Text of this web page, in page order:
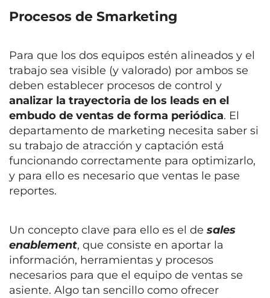
Procesos de Smarketing
Para que los dos equipos estén alineados y el
trabajo sea visible (y valorado) por ambos se
deben establecer procesos de control y
analizar la trayectoria de los leads en el
embudo de ventas de forma periódica. El
departamento de marketing necesita saber si
su trabajo de atracción y captación está
funcionando correctamente para optimizarlo,
y para ello es necesario que ventas le pase
reportes.
Un concepto clave para ello es el de sales
enablement, que consiste en aportar la
información, herramientas y procesos
necesarios para que el equipo de ventas se
asiente. Algo tan sencillo como ofrecer